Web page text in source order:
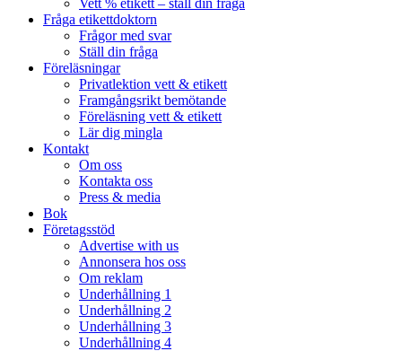
Vett % etikett – ställ din fråga
Fråga etikettdoktorn
Frågor med svar
Ställ din fråga
Föreläsningar
Privatlektion vett & etikett
Framgångsrikt bemötande
Föreläsning vett & etikett
Lär dig mingla
Kontakt
Om oss
Kontakta oss
Press & media
Bok
Företagsstöd
Advertise with us
Annonsera hos oss
Om reklam
Underhållning 1
Underhållning 2
Underhållning 3
Underhållning 4